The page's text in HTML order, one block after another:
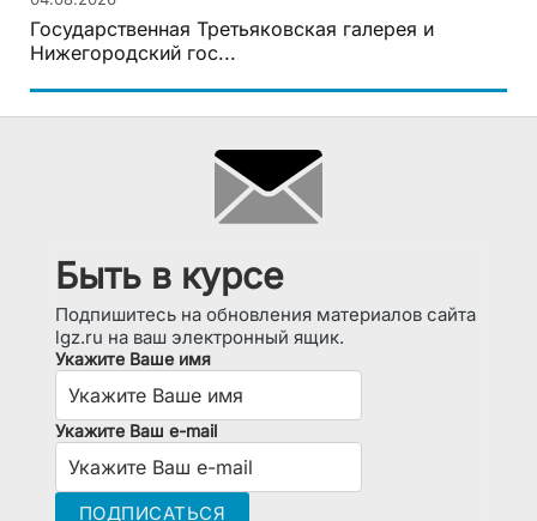
Государственная Третьяковская галерея и
Нижегородский гос...
Быть в курсе
Подпишитесь на обновления материалов сайта
lgz.ru на ваш электронный ящик.
Укажите Ваше имя
Укажите Ваш e-mail